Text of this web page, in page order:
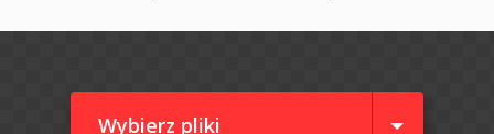
Wybierz pliki